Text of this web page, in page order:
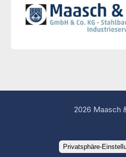
2026 Maasch
Privatsphäre-